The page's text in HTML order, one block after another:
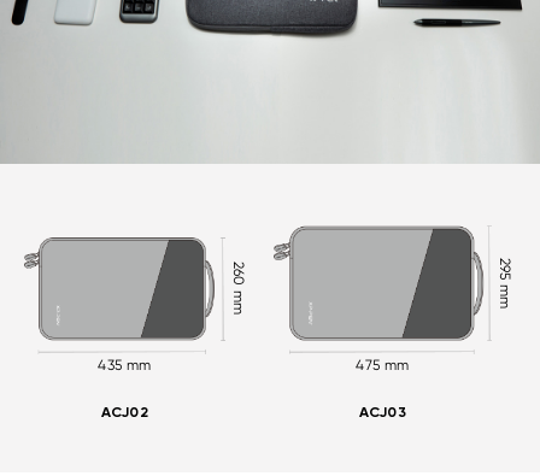
435 mm
260 mm
ACJ02
475 mm
295 mm
ACJ03